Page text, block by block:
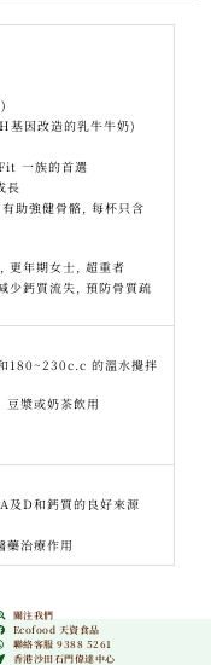
基因改造的乳牛牛奶)
一族的首選
長
強健骨骼, 每杯只含
更年期女士, 超重者
鈣質流失, 預防骨質疏
的溫水攪拌
漿或奶茶飲用
D和鈣質的良好來源
治療作用
關注我們
Ecofood 天資食品
聯絡客服 9388 5261
香港沙田石門偉達中心